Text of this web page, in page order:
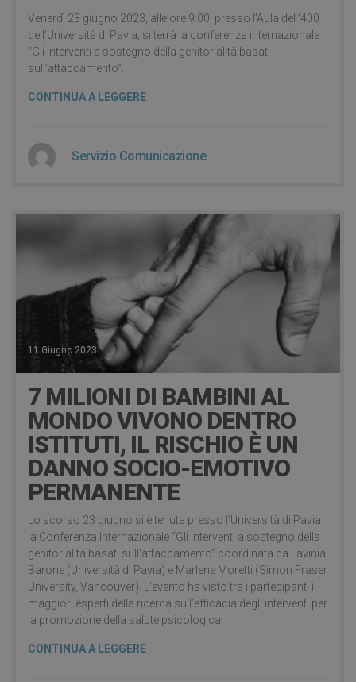
Venerdì 23 giugno 2023, alle ore 9:00, presso l’Aula del ‘400
dell’Università di Pavia, si terrà la conferenza internazionale
“Gli interventi a sostegno della genitorialità basati
sull’attaccamento”.
CONTINUA A LEGGERE
Servizio Comunicazione
11 Giugno 2023
7 MILIONI DI BAMBINI AL
MONDO VIVONO DENTRO
ISTITUTI, IL RISCHIO È UN
DANNO SOCIO-EMOTIVO
PERMANENTE
Lo scorso 23 giugno si è tenuta presso l’Università di Pavia
la Conferenza Internazionale “Gli interventi a sostegno della
genitorialità basati sull’attaccamento” coordinata da Lavinia
Barone (Università di Pavia) e Marlene Moretti (Simon Fraser
University, Vancouver). L’evento ha visto tra i partecipanti i
maggiori esperti della ricerca sull’efficacia degli interventi per
la promozione della salute psicologica
CONTINUA A LEGGERE